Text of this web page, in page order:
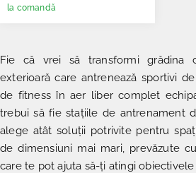
la comandă
Fie că vrei să transformi grădina
exterioară care antrenează sportivi
de fitness în aer liber complet
trebui să fie stațiile de antrenament
alege atât soluții potrivite pentru
de dimensiuni mai mari, prevăzute
care te pot ajuta să-ți atingi